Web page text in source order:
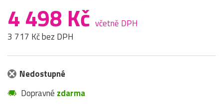
4 498 Kč včetně DPH
3 717 Kč bez DPH
Nedostupné
Dopravné zdarma